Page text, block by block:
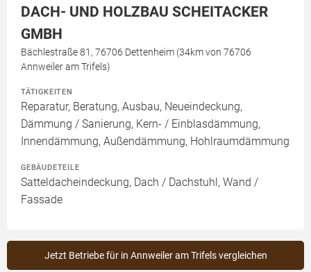
DACH- UND HOLZBAU SCHEITACKER
GMBH
Bächlestraße 81, 76706 Dettenheim (34km von 76706
Annweiler am Trifels)
TÄTIGKEITEN
Reparatur, Beratung, Ausbau, Neueindeckung,
Dämmung / Sanierung, Kern- / Einblasdämmung,
Innendämmung, Außendämmung, Hohlraumdämmung
GEBÄUDETEILE
Satteldacheindeckung, Dach / Dachstuhl, Wand /
Fassade
Jetzt Betriebe für in Annweiler am Trifels vergleichen